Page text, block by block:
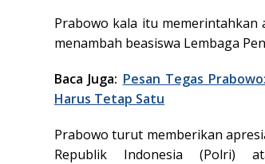
Prabowo kala itu
menambah beasiswa Lembaga
Baca Juga: Pesan Tegas
Harus Tetap Satu
Prabowo turut memberikan
Republik Indonesia (Polri)